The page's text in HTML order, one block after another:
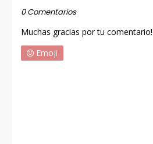
0 Comentarios
Muchas gracias por tu comentario!
Emoji